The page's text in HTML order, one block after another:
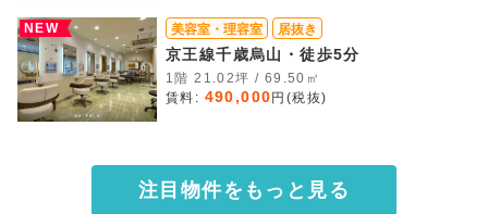
NEW 美容室・理容室 居抜き
京王線千歳烏山・徒歩5分
1階 21.02坪 / 69.50㎡
賃料: 490,000円(税抜)
注目物件をもっと見る